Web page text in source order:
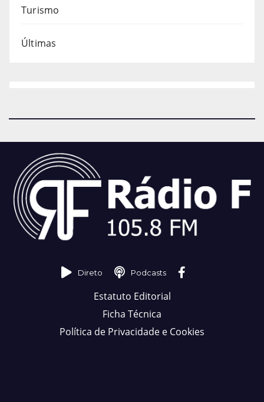
Turismo
Últimas
Direto Podcasts
Estatuto Editorial
Ficha Técnica
Política de Privacidade e Cookies